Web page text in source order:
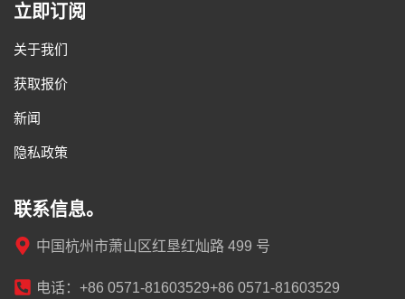
立即订阅
关于我们
获取报价
新闻
隐私政策
联系信息。
中国杭州市萧山区红垦红灿路 499 号
电话：+86 0571-81603529+86 0571-81603529